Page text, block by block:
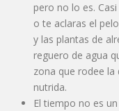
pero no lo es.
o te aclaras el
y las plantas de
reguero de agua
zona que rodee
nutrida.
El tiempo no es